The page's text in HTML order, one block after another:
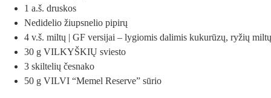
1 a.š. druskos
Nedidelio žiupsnelio pipirų
4 v.š. miltų | GF versijai – lygiomis dalimis kukurūzų, ryžių
30 g VILKYŠKIŲ sviesto
3 skiltelių česnako
50 g VILVI “Memel Reserve” sūrio